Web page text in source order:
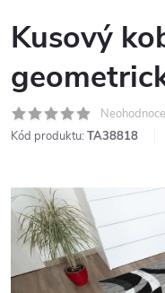
Kusový
Kód produktu: TA38818